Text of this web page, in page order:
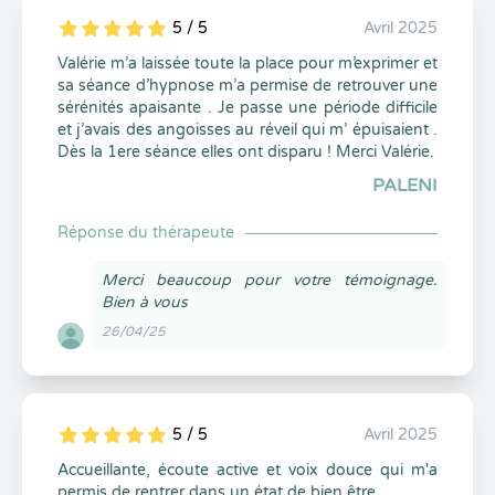
5
1
5
0 5 / 5
Avril 2025
Valérie m’a laissée toute la place pour m’exprimer et
sa séance d’hypnose m’a permise de retrouver une
sérénités apaisante . Je passe une période difficile
et j’avais des angoisses au réveil qui m’ épuisaient .
Dès la 1ere séance elles ont disparu ! Merci Valérie.
PALENI
Réponse du thérapeute
Merci beaucoup pour votre témoignage.
Bien à vous
26/04/25
5
1
5
0 5 / 5
Avril 2025
Accueillante, écoute active et voix douce qui m'a